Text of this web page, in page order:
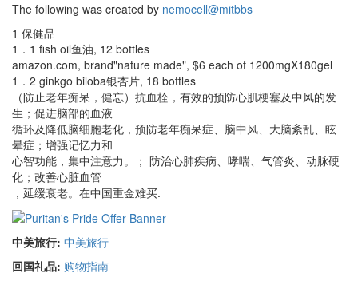
The following was created by nemocell@mitbbs
1 保健品
1．1 fish oil鱼油, 12 bottles
amazon.com, brand"nature made", $6 each of 1200mgX180gel
1．2 ginkgo biloba银杏片, 18 bottles
（防止老年痴呆，健忘）抗血栓，有效的预防心肌梗塞及中风的发
生；促进脑部的血液
循环及降低脑细胞老化，预防老年痴呆症、脑中风、大脑紊乱、眩
晕症；增强记忆力和
心智功能，集中注意力。； 防治心肺疾病、哮喘、气管炎、动脉硬
化；改善心脏血管
，延缓衰老。在中国重金难买.
中美旅行: 中美旅行
回国礼品: 购物指南